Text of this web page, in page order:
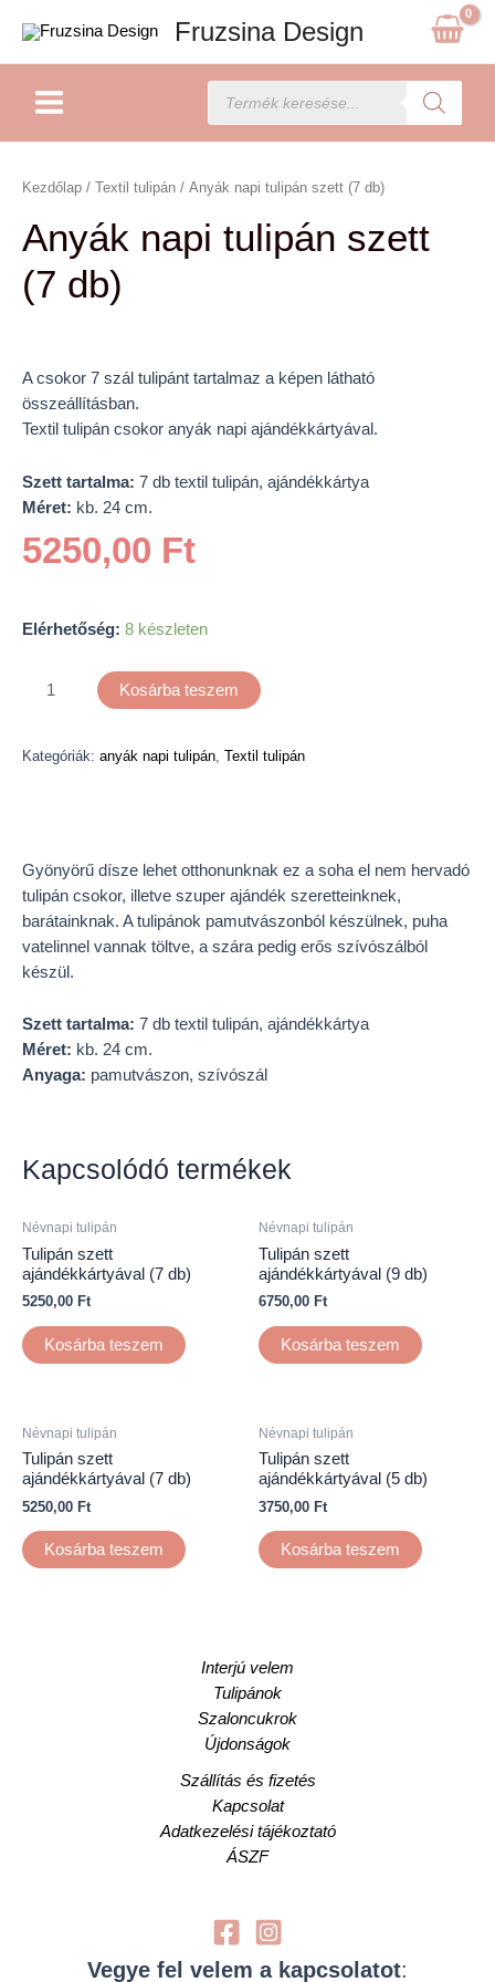
content
Fruzsina Design
Products
search
Kezdőlap / Textil tulipán / Anyák napi tulipán szett (7 db)
Anyák napi tulipán szett
(7 db)
A csokor 7 szál tulipánt tartalmaz a képen látható
összeállításban.
Textil tulipán csokor anyák napi ajándékkártyával.
Szett tartalma: 7 db textil tulipán, ajándékkártya
Méret: kb. 24 cm.
5250,00 Ft
Elérhetőség: 8 készleten
napi
szett
(7
db)
mennyiség
Kosárba teszem
Kategóriák: anyák napi tulipán, Textil tulipán
Gyönyörű dísze lehet otthonunknak ez a soha el nem hervadó
tulipán csokor, illetve szuper ajándék szeretteinknek,
barátainknak. A tulipánok pamutvászonból készülnek, puha
vatelinnel vannak töltve, a szára pedig erős szívószálból
készül.
Szett tartalma: 7 db textil tulipán, ajándékkártya
Méret: kb. 24 cm.
Anyaga: pamutvászon, szívószál
Kapcsolódó termékek
Névnapi tulipán
Tulipán szett
ajándékkártyával (7 db)
5250,00 Ft
Kosárba teszem
Névnapi tulipán
Tulipán szett
ajándékkártyával (9 db)
6750,00 Ft
Kosárba teszem
Névnapi tulipán
Tulipán szett
ajándékkártyával (7 db)
5250,00 Ft
Kosárba teszem
Névnapi tulipán
Tulipán szett
ajándékkártyával (5 db)
3750,00 Ft
Kosárba teszem
Interjú velem
Tulipánok
Szaloncukrok
Újdonságok
Szállítás és fizetés
Kapcsolat
Adatkezelési tájékoztató
ÁSZF
Vegye fel velem a kapcsolatot: